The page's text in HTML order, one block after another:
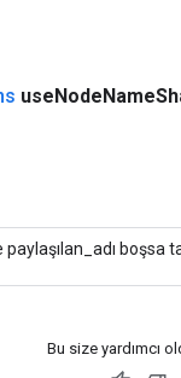
useNodeName
boşsa
Bu size yardımcı